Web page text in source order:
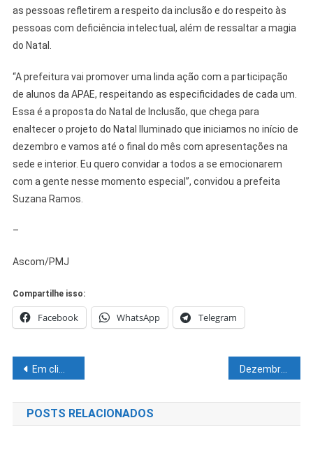
as pessoas refletirem a respeito da inclusão e do respeito às
pessoas com deficiência intelectual, além de ressaltar a magia
do Natal.
“A prefeitura vai promover uma linda ação com a participação
de alunos da APAE, respeitando as especificidades de cada um.
Essa é a proposta do Natal de Inclusão, que chega para
enaltecer o projeto do Natal Iluminado que iniciamos no início de
dezembro e vamos até o final do mês com apresentações na
sede e interior. Eu quero convidar a todos a se emocionarem
com a gente nesse momento especial”, convidou a prefeita
Suzana Ramos.
–
Ascom/PMJ
Compartilhe isso:
Facebook WhatsApp Telegram
Navegação
de
Post
Em clima de esperança, petrolinenses aprovam decoração natalina no Centro da cidade Dezembro Laranja: Filtro solar deve ser utilizado diariamente e reaplicado a cada duas horas
POSTS RELACIONADOS